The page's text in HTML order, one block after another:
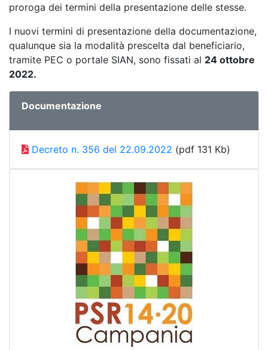
proroga dei termini della presentazione delle stesse.
I nuovi termini di presentazione della documentazione,
qualunque sia la modalità prescelta dal beneficiario,
tramite PEC o portale SIAN, sono fissati al 24 ottobre
2022.
Documentazione
Decreto n. 356 del 22.09.2022 (pdf 131 Kb)